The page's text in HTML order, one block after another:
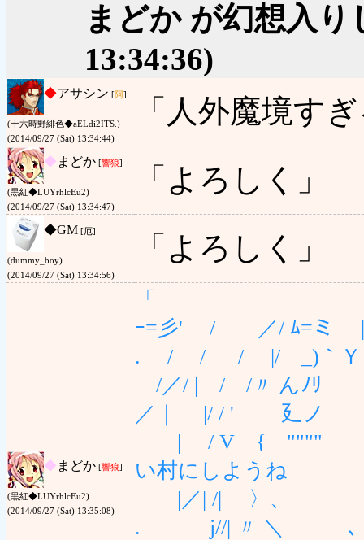
まどか が幻想入り
13:34:36)
◆アサシン [阿]
(十六時野緋色◆aELdi2ITS.)
(2014/09/27 (Sat) 13:34:44)
「人外魔境す
◆ まどか [響狼]
(黒紅◆LUYrhlcEu2)
(2014/09/27 (Sat) 13:34:47)
「よろしく」
◆GM [厄]
(dummy_boy)
(2014/09/27 (Sat) 13:34:56)
「よろしく」
◆ まどか [響狼]
(黒紅◆LUYrhlcEu2)
(2014/09/27 (Sat) 13:35:08)
「
ｰ=彡' / ／/ ﾑ=
. / / / |/ _)
/／/ | / /〃
／｜ |/ / '
| / V {
い村にしようね
|／| /| 〉
. j//| 〃 ＼